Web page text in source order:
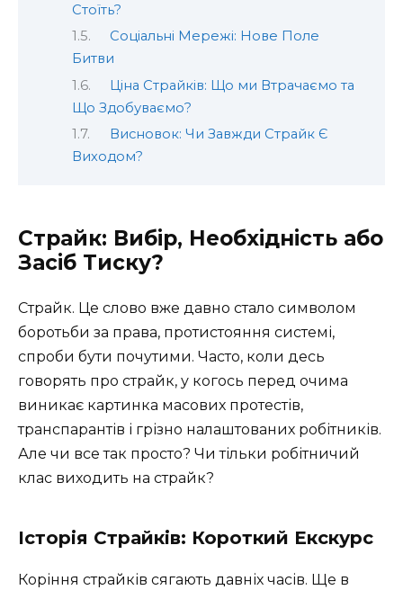
Стоїть?
Соціальні Мережі: Нове Поле
Битви
Ціна Страйків: Що ми Втрачаємо та
Що Здобуваємо?
Висновок: Чи Завжди Страйк Є
Виходом?
Страйк: Вибір, Необхідність або
Засіб Тиску?
Страйк. Це слово вже давно стало символом
боротьби за права, протистояння системі,
спроби бути почутими. Часто, коли десь
говорять про страйк, у когось перед очима
виникає картинка масових протестів,
транспарантів і грізно налаштованих робітників.
Але чи все так просто? Чи тільки робітничий
клас виходить на страйк?
Історія Страйків: Короткий Екскурс
Коріння страйків сягають давніх часів. Ще в